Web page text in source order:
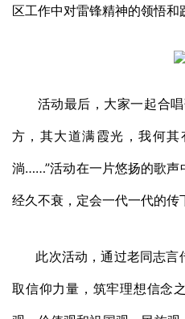
区工作中对雷锋精神的领悟和
活动最后，大家一起合
方，其大道满霞光，我何
淌……”活动在一片悠扬的歌声
经久不衰，定会一代一代的传
此次活动，通过老同志言
取信仰力量，筑牢理想信念